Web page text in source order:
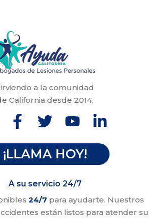
a la comunidad
California desde 2014.
¡LLAMA HOY!
A su servicio 24/7
24/7 para ayudarte. Nuestros
están listos para atender su